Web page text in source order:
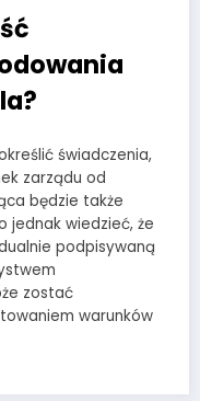
świadczenia,
zarządu od
będzie także
jednak wiedzieć, że
podpisywaną
zostać
warunków